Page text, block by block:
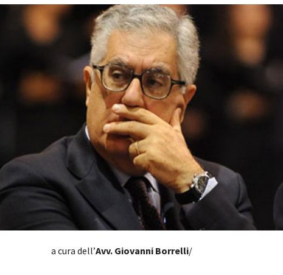
a cura dell’Avv. Giovanni Borrelli/